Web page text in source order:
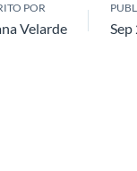
POR
Velarde Sep